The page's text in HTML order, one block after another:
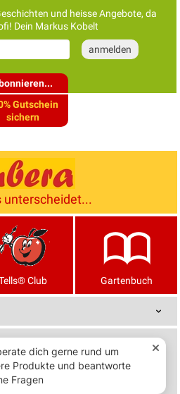
und heisse Angebote, da
Dein Markus Kobelt
Gutschein
sichern
unterscheidet...
Club Gartenbuch